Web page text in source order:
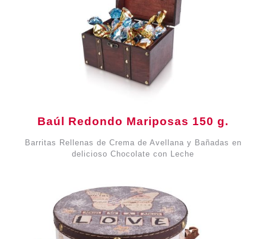
Baúl Redondo Mariposas 150 g.
Barritas Rellenas de Crema de Avellana y Bañadas en
delicioso Chocolate con Leche